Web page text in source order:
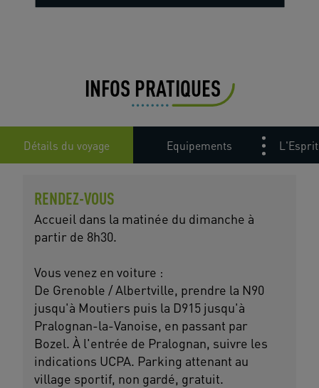
INFOS PRATIQUES
Détails du voyage Equipements
RENDEZ-VOUS
Accueil dans la matinée du dimanche à
partir de 8h30.
Vous venez en voiture :
De Grenoble / Albertville, prendre la N90
jusqu'à Moutiers puis la D915 jusqu'à
Pralognan-la-Vanoise, en passant par
Bozel. À l'entrée de Pralognan, suivre les
indications UCPA. Parking attenant au
village sportif, non gardé, gratuit.